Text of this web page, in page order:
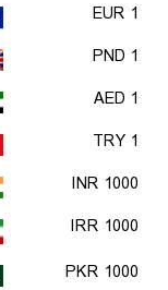
1 EUR
1 PND
1 AED
1 TRY
1000 INR
1000 IRR
1000 PKR